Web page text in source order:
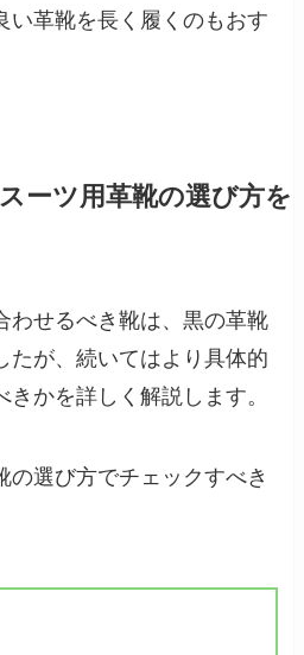
い革靴を長く履くのもおす
ーツ用革靴の選び方を
わせるべき靴は、黒の革靴
たが、続いてはより具体的
かを詳しく解説します。
の選び方でチェックすべき